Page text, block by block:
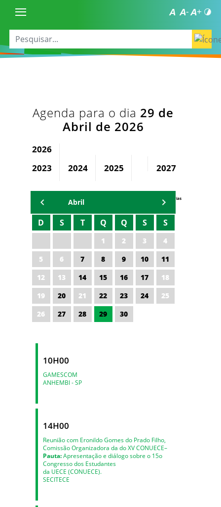
Agenda para o dia 29 de
Abril de 2026
2026
2023
2024 2025 2027
Agenda Secretárias
Abril
D S T Q Q S S
1 2 3
4
5
6 7 8 9 10
11
12
13 14 15 16 17
18
19
20 21 22 23 24
25
26
27 28 29 30
10H00
GAMESCOM
ANHEMBI - SP
14H00
Reunião com Eronildo Gomes do Prado Filho,
Comissão Organizadora da do XV CONUECE–
Pauta:Apresentação e diálogo sobre o 15o
Congresso dos Estudantes
da UECE (CONUECE).
SECITECE